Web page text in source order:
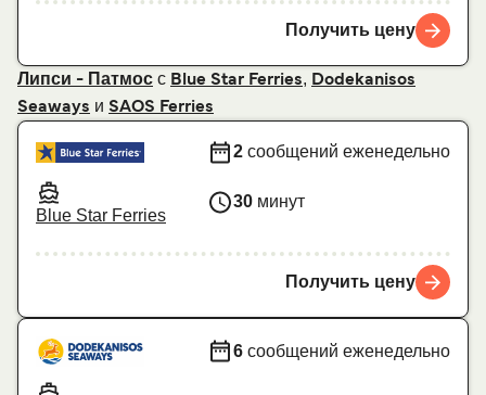
Получить цену
Липси - Патмос с Blue Star Ferries, Dodekanisos
Seaways и SAOS Ferries
Blue Star Ferries
2 сообщений еженедельно
30 минут
Получить цену
6 сообщений еженедельно